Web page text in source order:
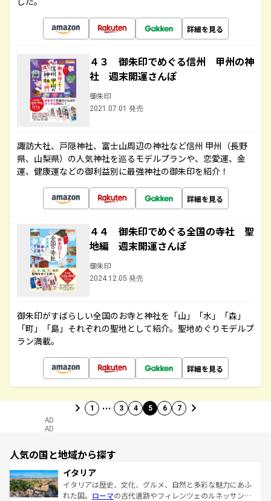
詳細を見る
４３ 御朱印でめぐる信州 甲州の神
社 週末開運さんぽ
御朱印
2021.07.01 発売
諏訪大社、戸隠神社、富士山周辺の神社など信州 甲州（長野
県、山梨県）の人気神社を巡るモデルプランや、恋愛運、金
運、健康運などの御利益別に最強神社の御朱印を紹介！
詳細を見る
４４ 御朱印でめぐる全国の寺社 聖
地編 週末開運さんぽ
御朱印
2024.12.05 発売
御朱印がすばらしい全国のお寺と神社を「山」「水」「森」
「町」「島」それぞれの聖地として紹介。聖地めぐりモデルプ
ラン満載。
詳細を見る
1 … 3 4 5 6 7
AD
AD
人気の国と地域から探す
イタリア
イタリアは歴史、文化、グルメ、自然と多彩な魅力にあふ
れた国。 ローマの古代遺跡やフィレンツェのルネッサンス